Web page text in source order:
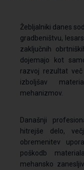
Žebljalniki danes
gradbeništvu,
zaključnih
dojemajo kot
razvoj rezultat
izboljšav
mehanizmov.
Današnji
hitrejše delo,
obremenitev
poškodb
mehansko